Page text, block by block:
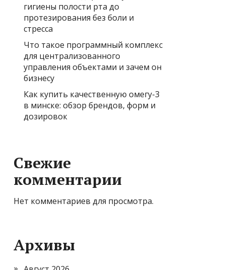
гигиены полости рта до
протезирования без боли и
стресса
Что такое программный комплекс
для централизованного
управления объектами и зачем он
бизнесу
Как купить качественную омегу-3
в минске: обзор брендов, форм и
дозировок
Свежие
комментарии
Нет комментариев для просмотра.
Архивы